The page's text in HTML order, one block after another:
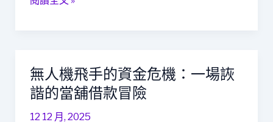
寶
手
足
背
叛
無人機飛手的資金危機：一場詼
諧的當舖借款冒險
12 12 月, 2025
無
人
機
飛